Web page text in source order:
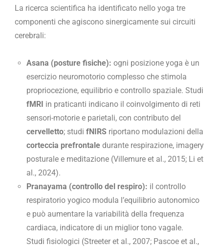
La ricerca scientifica ha identificato nello yoga tre
componenti che agiscono sinergicamente sui circuiti
cerebrali:
Asana (posture fisiche): ogni posizione yoga è un
esercizio neuromotorio complesso che stimola
propriocezione, equilibrio e controllo spaziale. Studi
fMRI in praticanti indicano il coinvolgimento di reti
sensori-motorie e parietali, con contributo del
cervelletto; studi fNIRS riportano modulazioni della
corteccia prefrontale durante respirazione, imagery
posturale e meditazione (Villemure et al., 2015; Li et
al., 2024).
Pranayama (controllo del respiro): il controllo
respiratorio yogico modula l’equilibrio autonomico
e può aumentare la variabilità della frequenza
cardiaca, indicatore di un miglior tono vagale.
Studi fisiologici (Streeter et al., 2007; Pascoe et al.,